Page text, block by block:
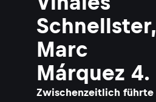
Schnellster,
Marc
Márquez 4.
Zwischenzeitlich führte